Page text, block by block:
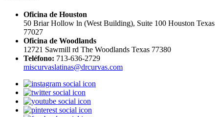
Oficina de Houston
50 Briar Hollow ln (West Building), Suite 100 Houston Texas
77027
Oficina de Woodlands
12721 Sawmill rd The Woodlands Texas 77380
Teléfono: 713-636-2729
miscurvaslatinas@drcurvas.com